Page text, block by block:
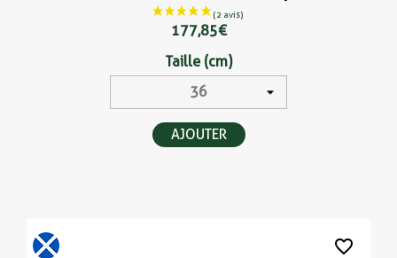
177,85 €
Taille (cm)
AJOUTER
favorite_border